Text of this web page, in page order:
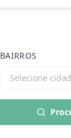
BAIRROS
Selecione